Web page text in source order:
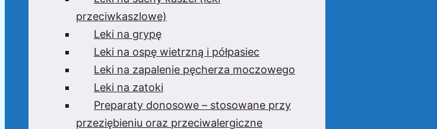
przeciwkaszlowe)
Leki na grypę
Leki na ospę wietrzną i półpasiec
Leki na zapalenie pęcherza moczowego
Leki na zatoki
Preparaty donosowe – stosowane przy
przeziębieniu oraz przeciwalergiczne